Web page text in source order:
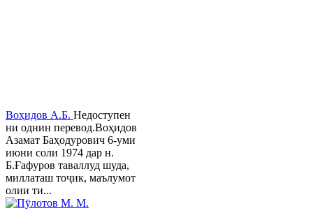
Воҳидов А.Б. Недоступен
ни однин перевод.Воҳидов
Азамат Баҳодурович 6-уми
июни соли 1974 дар н.
Б.Ғафуров таваллуд шуда,
миллаташ тоҷик, маълумот
олии ти...